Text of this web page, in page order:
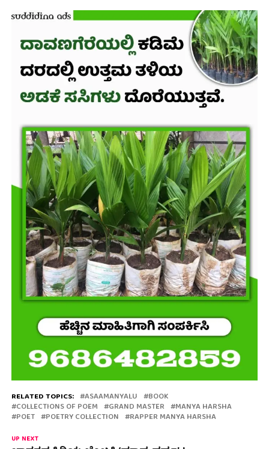
RELATED TOPICS: ASAAMANYALU BOOK
COLLECTIONS OF POEM GRAND MASTER MANYA HARSHA
POET POETRY COLLECTION RAPPER MANYA HARSHA
UP NEXT